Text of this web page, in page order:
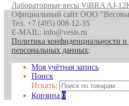
Лабораторные весы ViBRA AJ-
Официальный сайт ООО
Тел. +7 (495) 008-12-35
E-MAIL: info@vesis.ru
Политика конфиденциальности и
персональных данных;
Моя учётная запись
Поиск
Искать:
Корзина 0